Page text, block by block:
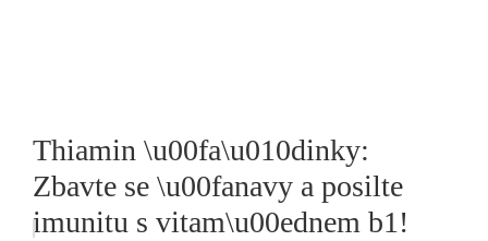
Thiamin \u00fa\u010dinky:
Zbavte se \u00fanavy a posilte
imunitu s vitam\u00ednem b1!